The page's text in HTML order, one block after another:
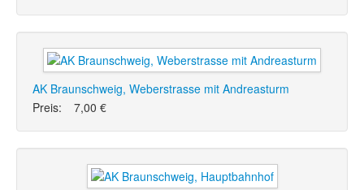
AK Braunschweig, Weberstrasse mit Andreasturm
Preis:
7,00 €